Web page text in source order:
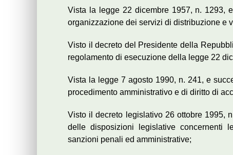
Vista la legge 22 dicembre 1957, n. 1293,
organizzazione dei servizi di distribuzione e
Visto il decreto del Presidente della
regolamento di esecuzione della legge 22
Vista la legge 7 agosto 1990, n. 241, e
procedimento amministrativo e di diritto di
Visto il decreto legislativo 26 ottobre 1995,
delle disposizioni legislative concernenti
sanzioni penali ed amministrative;